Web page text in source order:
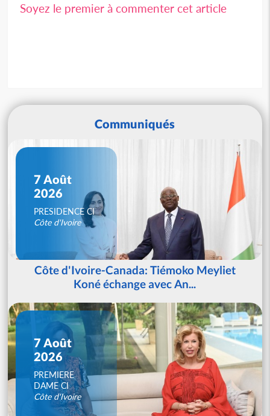
Soyez le premier à commenter cet article
Communiqués
7 Août
2026
PRESIDENCE CI
Côte d'Ivoire
Côte d'Ivoire-Canada: Tiémoko Meyliet
Koné échange avec An...
7 Août
2026
PREMIERE
DAME CI
Côte d'Ivoire